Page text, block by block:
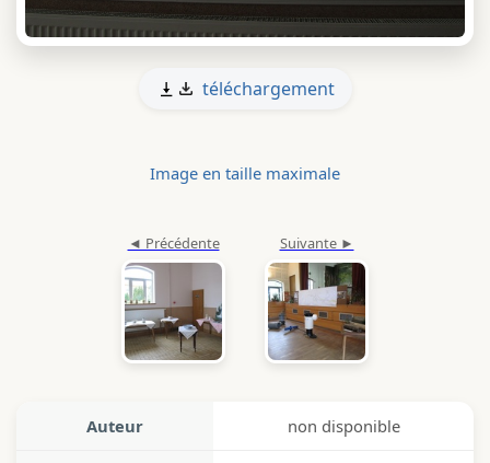
téléchargement
Image en taille maximale
Auteur non disponible